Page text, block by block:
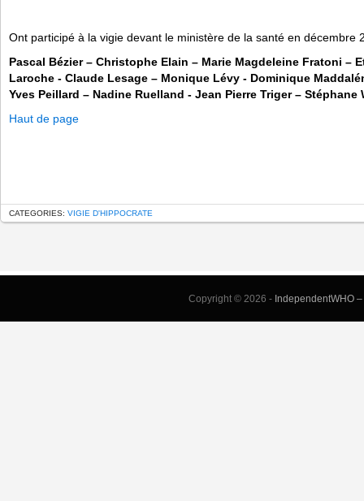
Ont participé à la vigie devant le ministère de la santé en décembre
Pascal Bézier – Christophe Elain – Marie Magdeleine Fratoni –
Laroche - Claude Lesage – Monique Lévy - Dominique
Yves Peillard – Nadine Ruelland - Jean Pierre Triger – Stéphane
Haut de page
CATEGORIES: VIGIE D'HIPPOCRATE
Copyright © 2026 - IndependentWHO